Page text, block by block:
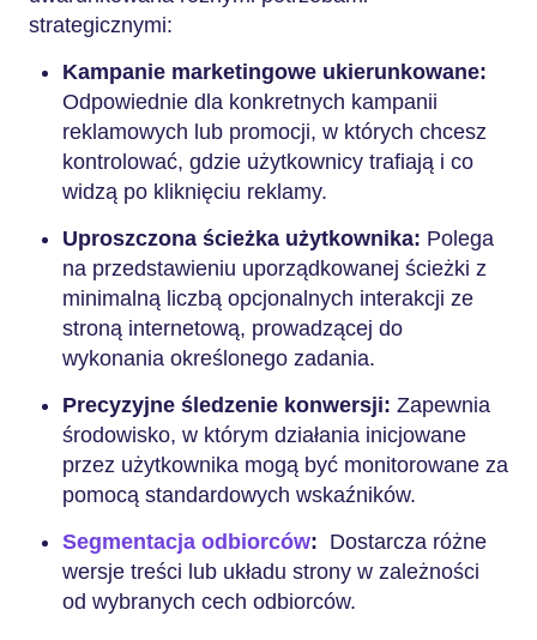
strategicznymi:
Kampanie marketingowe ukierunkowane:
Odpowiednie dla konkretnych kampanii
reklamowych lub promocji, w których chcesz
kontrolować, gdzie użytkownicy trafiają i co
widzą po kliknięciu reklamy.
Uproszczona ścieżka użytkownika: Polega
na przedstawieniu uporządkowanej ścieżki z
minimalną liczbą opcjonalnych interakcji ze
stroną internetową, prowadzącej do
wykonania określonego zadania.
Precyzyjne śledzenie konwersji: Zapewnia
środowisko, w którym działania inicjowane
przez użytkownika mogą być monitorowane za
pomocą standardowych wskaźników.
Segmentacja odbiorców: Dostarcza różne
wersje treści lub układu strony w zależności
od wybranych cech odbiorców.